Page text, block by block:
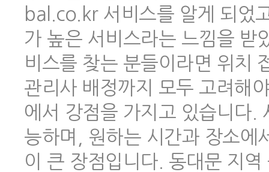
bal.co.kr 서비스를 알게 되었
가 높은 서비스라는 느낌을 받
비스를 찾는 분들이라면 위치
관리사 배정까지 모두 고려해
에서 강점을 가지고 있습니다.
능하며, 원하는 시간과 장소에
이 큰 장점입니다. 동대문 지